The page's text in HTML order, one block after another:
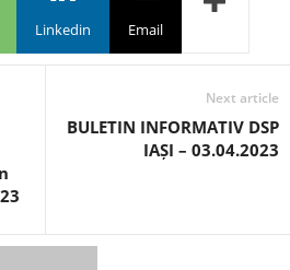
Linkedin Email
Next article
BULETIN INFORMATIV DSP
IAȘI – 03.04.2023